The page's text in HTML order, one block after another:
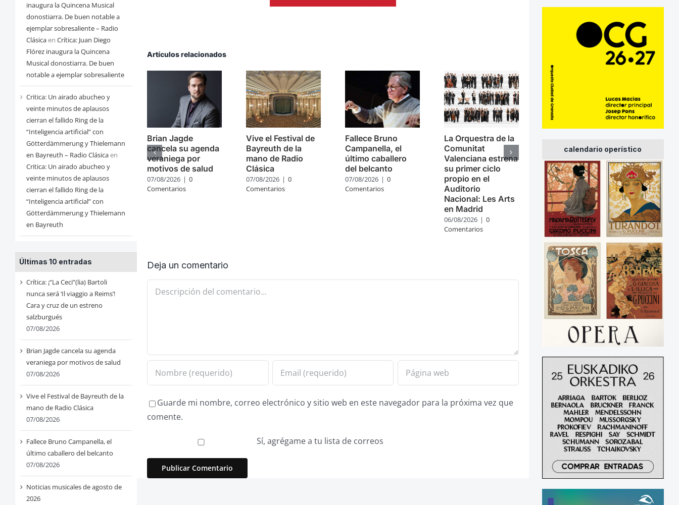
inaugura la Quincena Musical
donostiarra. De buen notable a
ejemplar sobresaliente – Radio
Clásicaen Crítica: Juan Diego
Flórez inaugura la Quincena
Musical donostiarra. De buen
notable a ejemplar sobresaliente
Critica: Un airado abucheo y
veinte minutos de aplausos
cierran el fallido Ring de la
“Inteligencia artificial” con
Götterdämmerung y Thielemann
en Bayreuth – Radio Clásicaen
Critica: Un airado abucheo y
veinte minutos de aplausos
cierran el fallido Ring de la
“Inteligencia artificial” con
Götterdämmerung y Thielemann
en Bayreuth
Últimas 10 entradas
Crítica: ¡“La Ceci”(lia) Bartoli
nunca será ‘Il viaggio a Reims’!
Cara y cruz de un estreno
salzburgués
07/08/2026
Brian Jagde cancela su agenda
veraniega por motivos de salud
07/08/2026
Vive el Festival de Bayreuth de la
mano de Radio Clásica
07/08/2026
Fallece Bruno Campanella, el
último caballero del belcanto
07/08/2026
Noticias musicales de agosto de
2026
Artículos relacionados
Brian Jagde
cancela su agenda
veraniega por
motivos de salud
07/08/2026 | 0
Comentarios
Vive el Festival de
Bayreuth de la
mano de Radio
Clásica
07/08/2026 | 0
Comentarios
Fallece Bruno
Campanella, el
último caballero
del belcanto
07/08/2026 | 0
Comentarios
La Orquestra de la
Comunitat
Valenciana estrena
su primer ciclo
propio en el
Auditorio
Nacional: Les Arts
en Madrid
06/08/2026 | 0
Comentarios
Deja un comentario
Comentario
Guarde mi nombre, correo electrónico y sitio web en este navegador para la próxima vez que
comente.
Sí, agrégame a tu lista de correos
calendario operístico